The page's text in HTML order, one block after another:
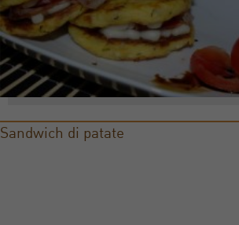
Sandwich di patate